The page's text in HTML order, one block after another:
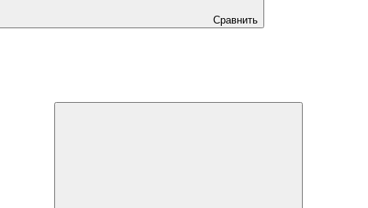
Сравнить